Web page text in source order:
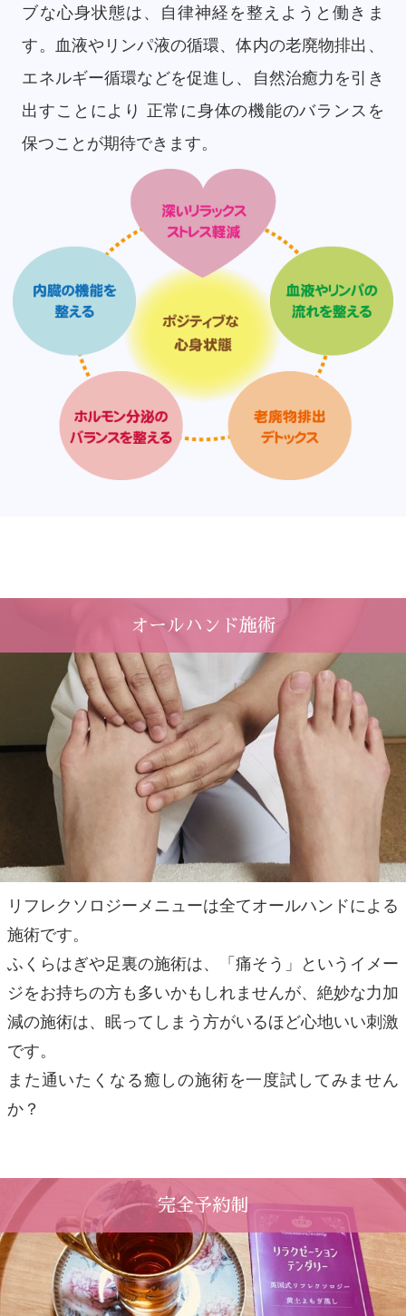
ブな心身状態は、自律神経を整えようと働きま
す。血液やリンパ液の循環、体内の老廃物排出、
エネルギー循環などを促進し、自然治癒力を引き
出すことにより 正常に身体の機能のバランスを
保つことが期待できます。
オールハンド施術
リフレクソロジーメニューは全てオールハンドによる
施術です。
ふくらはぎや足裏の施術は、「痛そう」というイメー
ジをお持ちの方も多いかもしれませんが、絶妙な力加
減の施術は、眠ってしまう方がいるほど心地いい刺激
です。
また通いたくなる癒しの施術を一度試してみません
か？
完全予約制